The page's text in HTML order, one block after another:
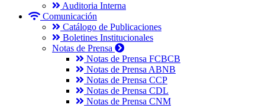
Auditoria Interna
Comunicación
Catálogo de Publicaciones
Boletines Institucionales
Notas de Prensa
Notas de Prensa FCBCB
Notas de Prensa ABNB
Notas de Prensa CCP
Notas de Prensa CDL
Notas de Prensa CNM